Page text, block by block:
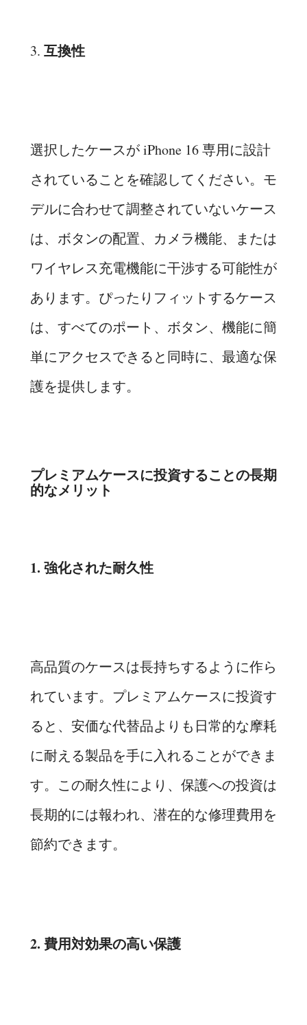
3. 互換性
選択したケースが iPhone 16 専用に設計
されていることを確認してください。モ
デルに合わせて調整されていないケース
は、ボタンの配置、カメラ機能、または
ワイヤレス充電機能に干渉する可能性が
あります。ぴったりフィットするケース
は、すべてのポート、ボタン、機能に簡
単にアクセスできると同時に、最適な保
護を提供します。
プレミアムケースに投資することの長期
的なメリット
1. 強化された耐久性
高品質のケースは長持ちするように作ら
れています。プレミアムケースに投資す
ると、安価な代替品よりも日常的な摩耗
に耐える製品を手に入れることができま
す。この耐久性により、保護への投資は
長期的には報われ、潜在的な修理費用を
節約できます。
2. 費用対効果の高い保護